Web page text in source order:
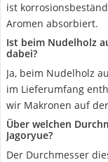
ist
Aromen absorbiert.
Ist beim Nudelholz
dabei?
Ja, beim Nudelholz
im Lieferumfang
wir Makronen auf
Über welchen
Jagoryue?
Der Durchmesser